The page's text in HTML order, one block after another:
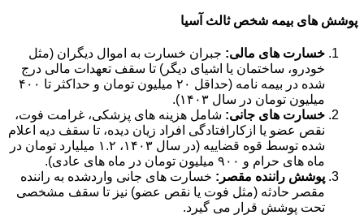
پوشش های بیمه شخص ثالث آسیا
خسارت های مالی: جبران خسارت به اموال دیگران (مثل
خودرو، ساختمان یا اشیای دیگر) تا سقف تعهدات مالی درج
شده در بیمه نامه (حداقل ۲۰ میلیون تومان و حداکثر تا ۴۰۰
میلیون تومان در سال ۱۴۰۳).
خسارت های جانی: شامل هزینه های پزشکی، غرامت فوت،
نقص عضو یا ازکارافتادگی افراد زیان دیده، تا سقف دیه اعلام
شده توسط قوه قضاییه (در سال ۱۴۰۳، ۱.۲ میلیارد تومان در
ماه های حرام و ۹۰۰ میلیون تومان در ماه های عادی).
پوشش راننده مقصر: خسارت های جانی واردشده به راننده
مقصر حادثه (مثل فوت یا نقص عضو) نیز تا سقف مشخصی
تحت پوشش قرار می گیرد.